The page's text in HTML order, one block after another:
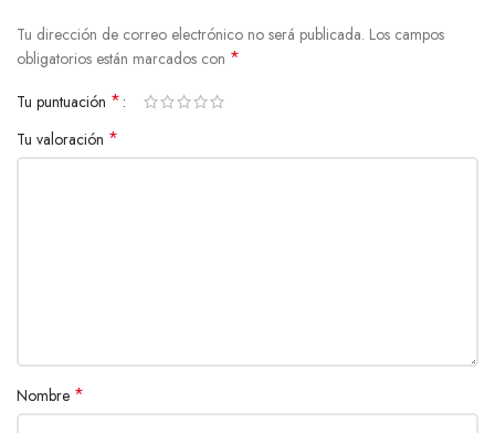
Tu dirección de correo electrónico no será publicada. Los campos
obligatorios están marcados con *
Tu puntuación *
Tu valoración *
Nombre *